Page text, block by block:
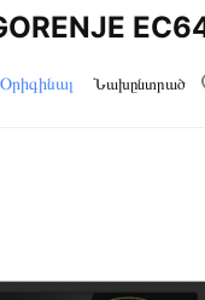
Օրիգինալ Նախընտրած